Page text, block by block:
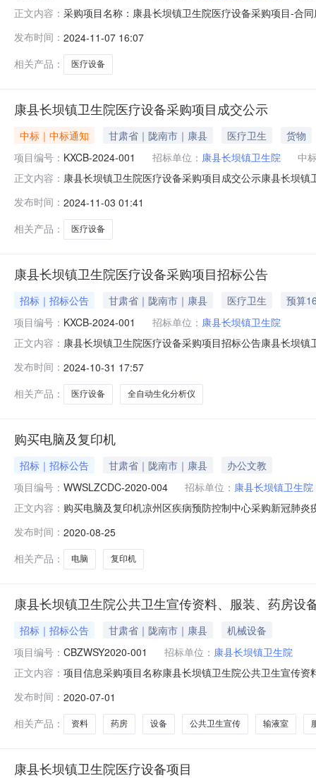
正文内容： 采购项目名称：康县长坝镇卫生院医疗设备采购项目-合
发布时间： 2024-11-07 16:07
相关产品：
医疗设备
康县长坝镇卫生院医疗设备采购项目成交公示
中标｜中标通知 甘肃省｜陇南市｜康县 医疗卫生
货物
项目编号： KXCB-2024-001 招标单位： 康县长坝镇卫生院
中
正文内容： 康县长坝镇卫生院医疗设备采购项目成交公示康县长坝
坝镇卫生院医疗设备采购项目KXCB-2024-001货物类
发布时间： 2024-11-03 01:41
相关产品：
医疗设备
康县长坝镇卫生院医疗设备采购项目招标公告
招标｜招标公告 甘肃省｜陇南市｜康县 医疗卫生
预算
项目编号： KXCB-2024-001 招标单位： 康县长坝镇卫生院
正文内容： 康县长坝镇卫生院医疗设备采购项目招标公告康县长坝
0108:30:00报名截止时间2024-11-0117:30:00竞价开始
发布时间： 2024-10-31 17:57
相关产品：
医疗设备 全自动生化分析仪
购买电脑及复印机
招标｜招标公告 甘肃省｜陇南市｜康县
办公文教
项目编号： WWSLZCDC-2020-004 招标单位： 康县长坝镇卫生院
正文内容： 购买电脑及复印机凉州区疾病预防控制中心采购新冠肺
CBZWSY2020-001采购方式公开资金来源自筹资金联系
2020-06-2509:00:00报
发布时间： 2020-08-25
相关产品：
电脑 复印机
康县长坝镇卫生院公共卫生宣传资料、服装、药房设
招标｜招标公告 甘肃省｜陇南市｜康县
机械设备
项目编号： CBZWSY2020-001 招标单位： 康县长坝镇卫生院
正文内容： 项目信息采购项目名称康县长坝镇卫生院公共卫生宣传
07-0318:00:00竞价开始时间2020-07-0208:51:00竞价
发布时间： 2020-07-01
相关产品：
资料 药房 设备 公共卫生宣传 输液室
康县长坝镇卫生院医疗设备项目